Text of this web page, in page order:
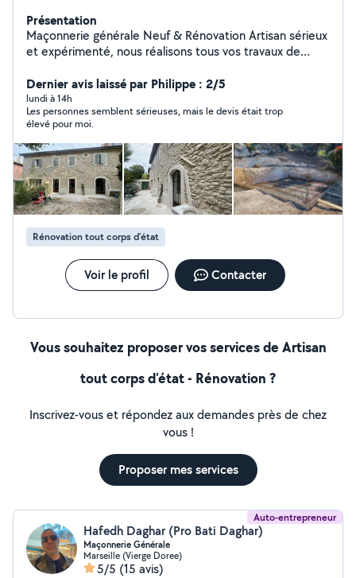
Présentation
Maçonnerie générale Neuf & Rénovation Artisan sérieux
et expérimenté, nous réalisons tous vos travaux de
extensions, dalles béton, murs, clôtures, terrasses,
ouvertures, carrelage et finitions. Travail de qualité,
respect des délais et devis gratuit. Votre satisfaction
est notre priorité.
Dernier avis laissé par Philippe : 2/5
lundi à 14h
Les personnes semblent sérieuses, mais le devis était trop
élevé pour moi.
Rénovation tout corps d’état
Voir le profil Contacter
Vous souhaitez proposer vos services de Artisan
tout corps d'état - Rénovation ?
Inscrivez-vous et répondez aux demandes près de chez
vous !
Proposer mes services
Auto-entrepreneur
Hafedh Daghar (Pro Bati Daghar)
Maçonnerie Générale
Marseille (Vierge Doree)
5/5 (15 avis)